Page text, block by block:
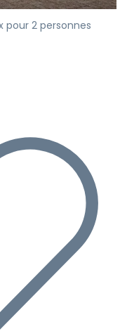
2 personnes